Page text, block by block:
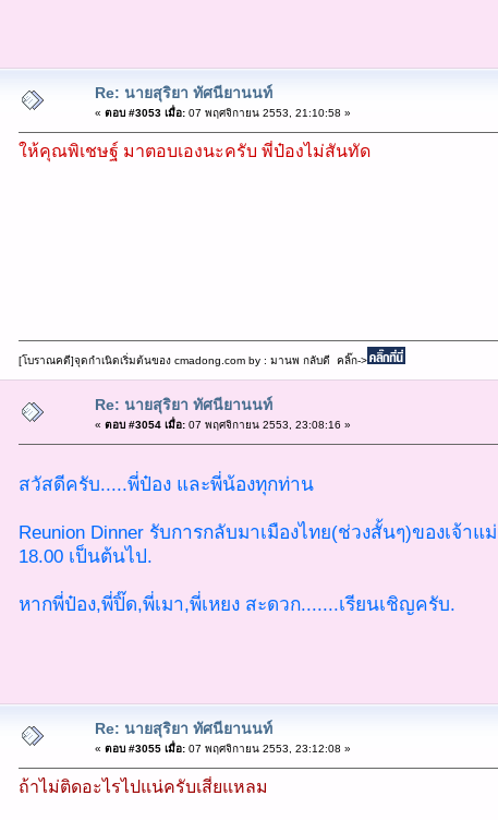
Re: นายสุริยา ทัศนียานนท์
« ตอบ #3053 เมื่อ:07 พฤศจิกายน 2553, 21:10:58 »
ให้คุณพิเชษฐ์ มาตอบเองนะครับ พี่ป๋องไม่สันทัด
[โบราณคดี]จุดกำเนิดเริ่มต้นของ cmadong.com by : มานพ กลับดี คลิ๊ก->
Re: นายสุริยา ทัศนียานนท์
« ตอบ #3054 เมื่อ:07 พฤศจิกายน 2553, 23:08:16 »
สวัสดีครับ.....พี่ป๋อง และพี่น้องทุกท่าน
Reunion Dinner รับการกลับมาเมืองไทย(ช่วงสั้นๆ)ของเจ้าแ
18.00 เป็นต้นไป.
หากพี่ป๋อง,พี่ปิ๊ด,พี่เมา,พี่เหยง สะดวก.......เรียนเชิญครับ.
Re: นายสุริยา ทัศนียานนท์
« ตอบ #3055 เมื่อ:07 พฤศจิกายน 2553, 23:12:08 »
ถ้าไม่ติดอะไรไปแน่ครับเสี่ยแหลม